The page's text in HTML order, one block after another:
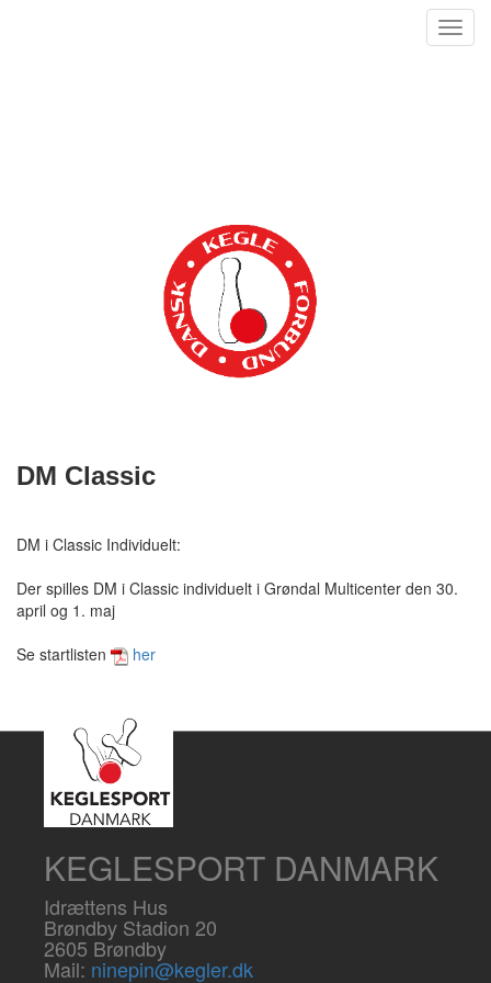
DM Classic
DM i Classic Individuelt:
Der spilles DM i Classic individuelt i Grøndal Multicenter den 30.
april og 1. maj
Se startlisten
her
KEGLESPORT DANMARK
Idrættens Hus
Brøndby Stadion 20
2605 Brøndby
Mail: ninepin@kegler.dk